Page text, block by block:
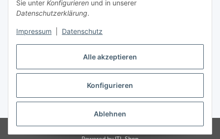
Alle akzeptieren
Konfigurieren
Ablehnen
Sie unter Konfigurieren und in unserer
Datenschutzerklärung.
Impressum Datenschutz
Vertrag widerrufen
* Alle Preise inkl. gesetzlicher USt., zzgl.